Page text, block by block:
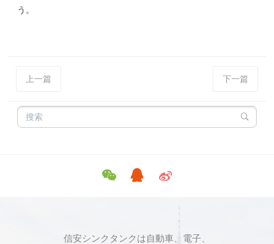
う。
上一篇 下一篇
信安シンクタンクは自動車、電子、